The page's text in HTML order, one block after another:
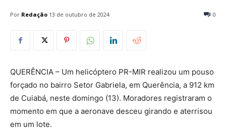
Por Redação 0
13 de outubro de 2024
QUERÊNCIA – Um helicóptero PR-MIR realizou um pouso
forçado no bairro Setor Gabriela, em Querência, a 912 km
de Cuiabá, neste domingo (13). Moradores registraram o
momento em que a aeronave desceu girando e aterrisou
em um lote.